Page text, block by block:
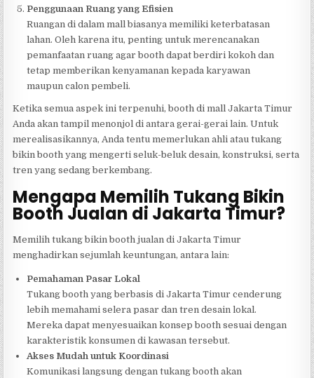
Penggunaan Ruang yang Efisien
Ruangan di dalam mall biasanya memiliki keterbatasan
lahan. Oleh karena itu, penting untuk merencanakan
pemanfaatan ruang agar booth dapat berdiri kokoh dan
tetap memberikan kenyamanan kepada karyawan
maupun calon pembeli.
Ketika semua aspek ini terpenuhi, booth di mall Jakarta Timur
Anda akan tampil menonjol di antara gerai-gerai lain. Untuk
merealisasikannya, Anda tentu memerlukan ahli atau tukang
bikin booth yang mengerti seluk-beluk desain, konstruksi, serta
tren yang sedang berkembang.
Mengapa Memilih Tukang Bikin
Booth Jualan di Jakarta Timur?
Memilih tukang bikin booth jualan di Jakarta Timur
menghadirkan sejumlah keuntungan, antara lain:
Pemahaman Pasar Lokal
Tukang booth yang berbasis di Jakarta Timur cenderung
lebih memahami selera pasar dan tren desain lokal.
Mereka dapat menyesuaikan konsep booth sesuai dengan
karakteristik konsumen di kawasan tersebut.
Akses Mudah untuk Koordinasi
Komunikasi langsung dengan tukang booth akan